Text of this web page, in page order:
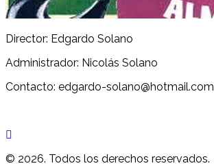
Director: Edgardo Solano
Administrador: Nicolás Solano
Contacto: edgardo-solano@hotmail.com
© 2026. Todos los derechos reservados.